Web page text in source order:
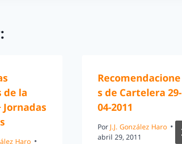
de la
Jornadas
Haro
Recomendacione
s de Cartelera 29-
04-2011
Por J.J. González Haro
abril 29, 2011